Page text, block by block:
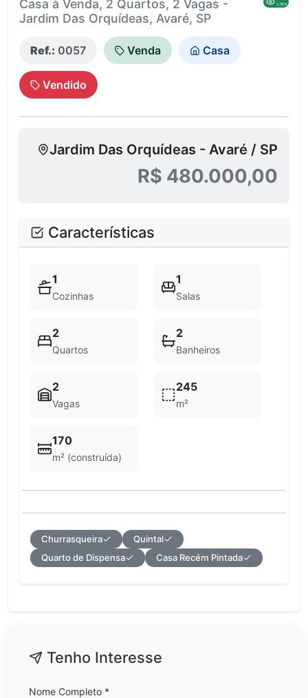
Casa à Venda, 2 Quartos, 2 Vagas -
Jardim Das Orquídeas, Avaré, SP
2,568
Ref.: 0057 Venda Casa
Vendido
Jardim Das Orquídeas - Avaré / SP
R$ 480.000,00
Características
1
Cozinhas
1
Salas
2
Quartos
2
Banheiros
2
Vagas
245
m²
170
m² (construída)
Churrasqueira
Quintal
Quarto de Dispensa
Casa Recém Pintada
Tenho Interesse
Nome Completo *